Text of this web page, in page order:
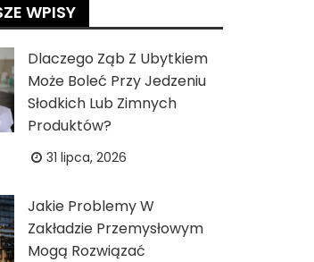
WPISY
Dlaczego Ząb Z Ubytkiem
Może Boleć Przy Jedzeniu
Słodkich Lub Zimnych
Produktów?
31 lipca, 2026
Jakie Problemy W
Zakładzie Przemysłowym
Mogą Rozwiązać